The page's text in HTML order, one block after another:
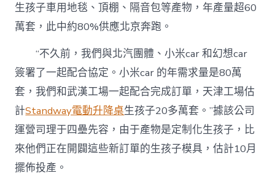
生孩子車用地毯、頂棚、隔音包等產物，年產量超60
萬套，此中約80%供應北京奔跑。
“不久前，我們與北汽團體、小米car 和幻想car
簽署了一起配合協定。小米car 的年需求量是80萬
套，我們和武漢工場一起配合完成訂單，天津工場估
計Standway電動升降桌生孩子20多萬套。”據該公司
運營司理于四壘先容，由于產物是定制化生孩子，比
來他們正在開闢這些新訂單的生孩子模具，估計10月
擺佈投產。